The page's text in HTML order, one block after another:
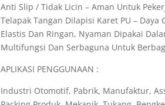
Anti Slip / Tidak Licin – Aman Untuk
Telapak Tangan Dilapisi Karet PU – Daya
Elastis Dan Ringan, Nyaman Dipakai
Multifungsi Dan Serbaguna Untuk
APLIKASI PENGGUNAAN :
Industri Otomotif, Pabrik, Manufaktur,